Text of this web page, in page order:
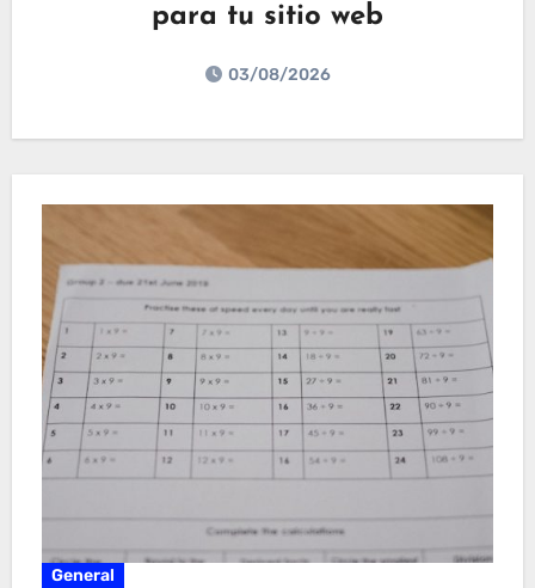
para tu sitio web
03/08/2026
General